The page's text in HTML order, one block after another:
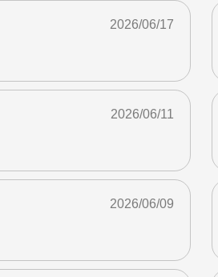
2026/06/17
2026/06/11
2026/06/09